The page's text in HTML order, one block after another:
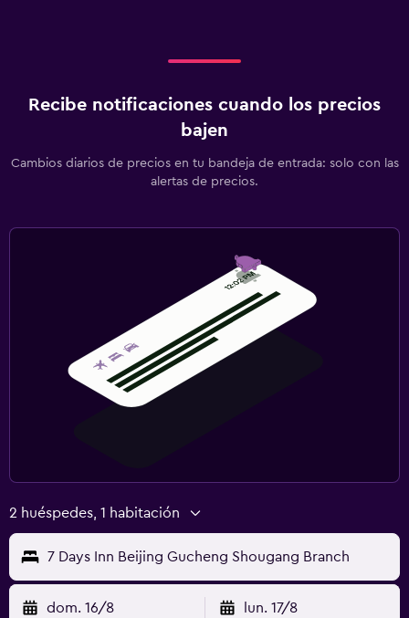
Recibe notificaciones cuando los precios
bajen
Cambios diarios de precios en tu bandeja de entrada: solo con las
alertas de precios.
2 huéspedes, 1 habitación
7 Days Inn Beijing Gucheng Shougang Branch
dom. 16/8 lun. 17/8